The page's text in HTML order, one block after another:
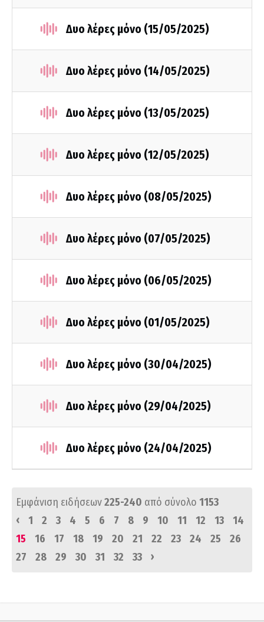
Δυο λέρες μόνο (15/05/2025)
Δυο λέρες μόνο (14/05/2025)
Δυο λέρες μόνο (13/05/2025)
Δυο λέρες μόνο (12/05/2025)
Δυο λέρες μόνο (08/05/2025)
Δυο λέρες μόνο (07/05/2025)
Δυο λέρες μόνο (06/05/2025)
Δυο λέρες μόνο (01/05/2025)
Δυο λέρες μόνο (30/04/2025)
Δυο λέρες μόνο (29/04/2025)
Δυο λέρες μόνο (24/04/2025)
Εμφάνιση ειδήσεων225-240 από σύνολο 1153
‹
1 2 3 4 5 6 7 8 9 10 11 12 13
14
15
16 17 18 19 20 21 22 23 24 25
26
27
28 29 30 31 32 33 ›